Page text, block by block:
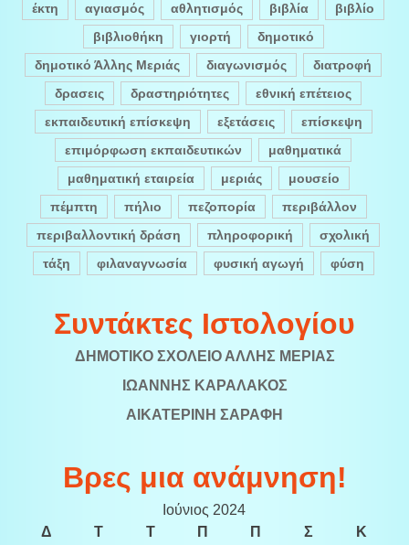
έκτη
αγιασμός αθλητισμός βιβλία
βιβλίο
βιβλιοθήκη
γιορτή
δημοτικό
δημοτικό Άλλης Μεριάς
διαγωνισμός
διατροφή
δρασεις
δραστηριότητες
εθνική επέτειος
εκπαιδευτική επίσκεψη
εξετάσεις
επίσκεψη
επιμόρφωση εκπαιδευτικών
μαθηματικά
μαθηματική εταιρεία
μεριάς
μουσείο
πέμπτη
πήλιο πεζοπορία
περιβάλλον
περιβαλλοντική δράση
πληροφορική
σχολική
τάξη
φιλαναγνωσία φυσική αγωγή φύση
Συντάκτες Ιστολογίου
ΔΗΜΟΤΙΚΟ ΣΧΟΛΕΙΟ ΑΛΛΗΣ ΜΕΡΙΑΣ
ΙΩΑΝΝΗΣ ΚΑΡΑΛΑΚΟΣ
ΑΙΚΑΤΕΡΙΝΗ ΣΑΡΑΦΗ
Βρες μια ανάμνηση!
Ιούνιος 2024
Δ
Τ Τ Π Π Σ
Κ